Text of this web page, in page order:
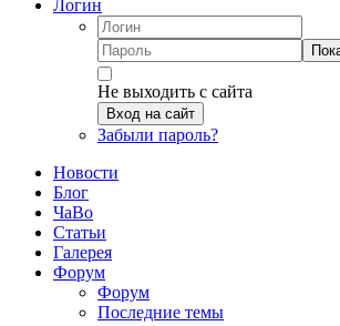
Логин
Не выходить с сайта
Вход на сайт
Забыли пароль?
Новости
Блог
ЧаВо
Статьи
Галерея
Форум
Форум
Последние темы